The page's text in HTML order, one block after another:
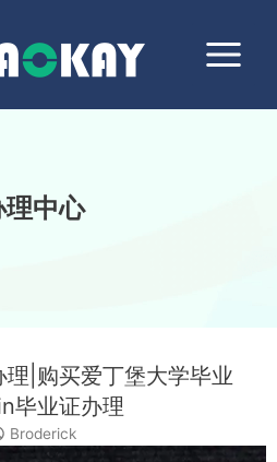
Menu
理中心
|购买爱丁堡大学毕业
毕业证办理
Broderick